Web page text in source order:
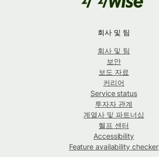
회사 및 팀
회사 및 팀
보안
보도 자료
커리어
Service status
투자자 관계
계열사 및 파트너십
헬프 센터
Accessibility
Feature availability checker